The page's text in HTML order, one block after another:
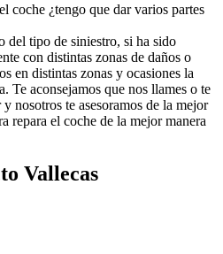
coche ¿tengo que dar varios partes
del tipo de siniestro, si ha sido
con distintas zonas de daños o
en distintas zonas y ocasiones la
Te aconsejamos que nos llames o te
nosotros te asesoramos de la mejor
repara el coche de la mejor manera
Vallecas